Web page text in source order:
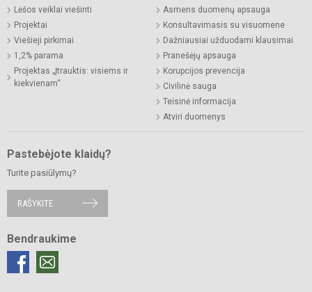
Lėšos veiklai viešinti
Projektai
Viešieji pirkimai
1,2% parama
Projektas „Įtrauktis: visiems ir
kiekvienam“
Asmens duomenų apsauga
Konsultavimasis su visuomene
Dažniausiai užduodami klausimai
Pranešėjų apsauga
Korupcijos prevencija
Civilinė sauga
Teisinė informacija
Atviri duomenys
Pastebėjote klaidų?
Turite pasiūlymų?
RAŠYKITE
Bendraukime